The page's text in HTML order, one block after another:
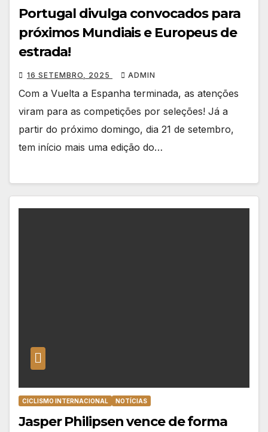
Portugal divulga convocados para
próximos Mundiais e Europeus de
estrada!
16 SETEMBRO, 2025 ADMIN
Com a Vuelta a Espanha terminada, as atenções
viram para as competições por seleções! Já a
partir do próximo domingo, dia 21 de setembro,
tem início mais uma edição do…
CICLISMO INTERNACIONAL NOTÍCIAS
Jasper Philipsen vence de forma